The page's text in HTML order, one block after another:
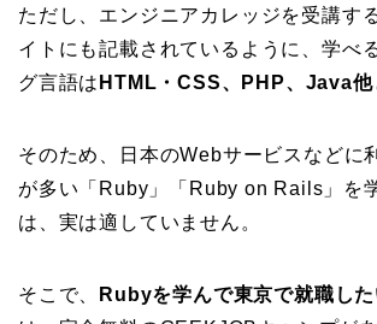
ただし、エンジニアカレッジを受講す
イトにも記載されているように、学べ
グ言語は HTML・CSS、PHP、Java他
そのため、日本のWebサービスなどに
が多い「Ruby」「Ruby on Rails」を
は、実は適していません。
そこで、 Rubyを学んで東京で就職し